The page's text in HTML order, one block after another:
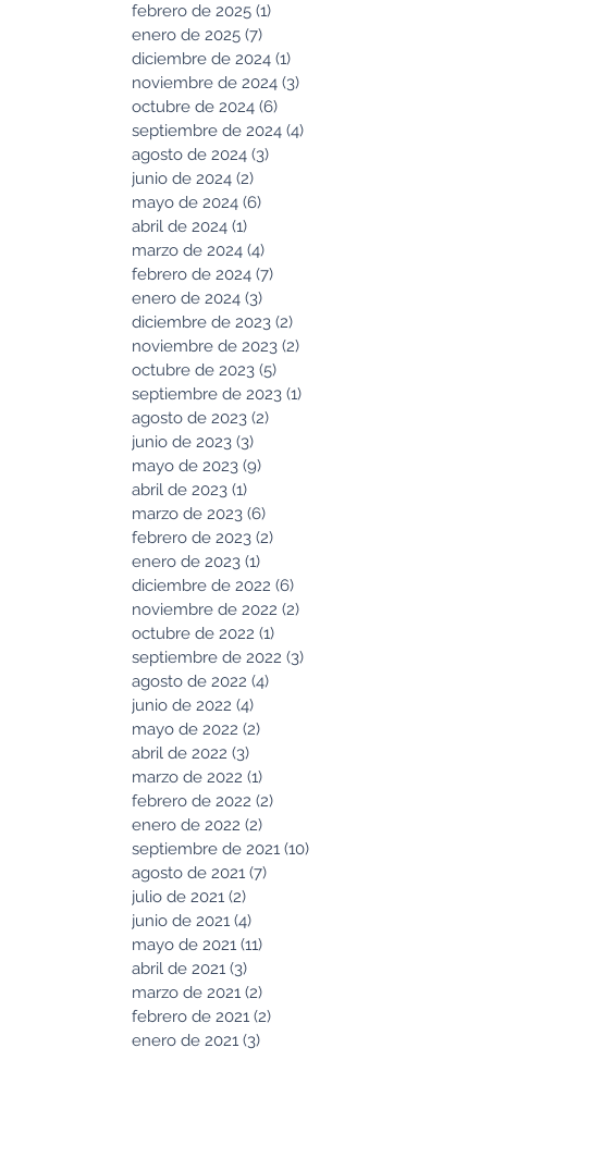
febrero de 2025 (1)
enero de 2025 (7)
diciembre de 2024 (1)
noviembre de 2024 (3)
octubre de 2024 (6)
septiembre de 2024 (4)
agosto de 2024 (3)
junio de 2024 (2)
mayo de 2024 (6)
abril de 2024 (1)
marzo de 2024 (4)
febrero de 2024 (7)
enero de 2024 (3)
diciembre de 2023 (2)
noviembre de 2023 (2)
octubre de 2023 (5)
septiembre de 2023 (1)
agosto de 2023 (2)
junio de 2023 (3)
mayo de 2023 (9)
abril de 2023 (1)
marzo de 2023 (6)
febrero de 2023 (2)
enero de 2023 (1)
diciembre de 2022 (6)
noviembre de 2022 (2)
octubre de 2022 (1)
septiembre de 2022 (3)
agosto de 2022 (4)
junio de 2022 (4)
mayo de 2022 (2)
abril de 2022 (3)
marzo de 2022 (1)
febrero de 2022 (2)
enero de 2022 (2)
septiembre de 2021 (10)
agosto de 2021 (7)
julio de 2021 (2)
junio de 2021 (4)
mayo de 2021 (11)
abril de 2021 (3)
marzo de 2021 (2)
febrero de 2021 (2)
enero de 2021 (3)